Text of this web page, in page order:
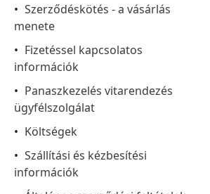
Szerződéskötés - a vásárlás
menete
Fizetéssel kapcsolatos
információk
Panaszkezelés vitarendezés
ügyfélszolgálat
Költségek
Szállítási és kézbesítési
információk